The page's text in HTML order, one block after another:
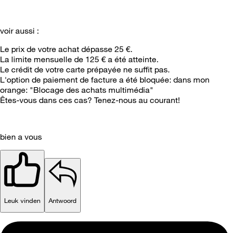
voir aussi :
Le prix de votre achat dépasse 25 €.
La limite mensuelle de 125 € a été atteinte.
Le crédit de votre carte prépayée ne suffit pas.
L'option de paiement de facture a été bloquée: dans mon
orange: "Blocage des achats multimédia"
Êtes-vous dans ces cas? Tenez-nous au courant!
bien a vous
Leuk vinden Antwoord